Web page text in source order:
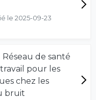
le 2025-09-23
de santé
pour les
chez les
bruit